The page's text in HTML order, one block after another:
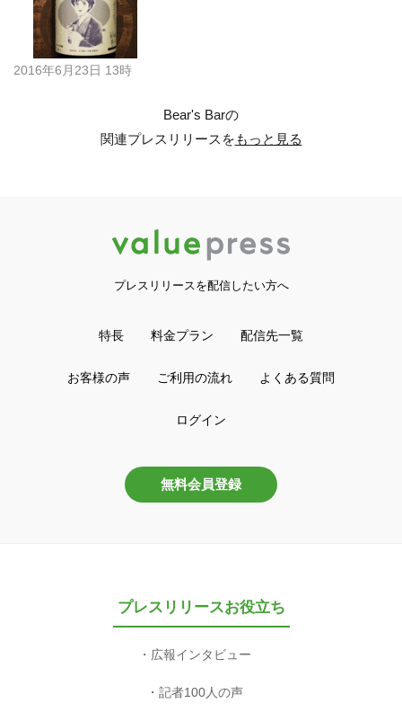
2016年6月23日 13時
Bear's Barの
関連プレスリリースをもっと見る
プレスリリースを配信したい方へ
特長 料金プラン 配信先一覧
お客様の声 ご利用の流れ よくある質問
ログイン
無料会員登録
プレスリリースお役立ち
広報インタビュー
記者100人の声